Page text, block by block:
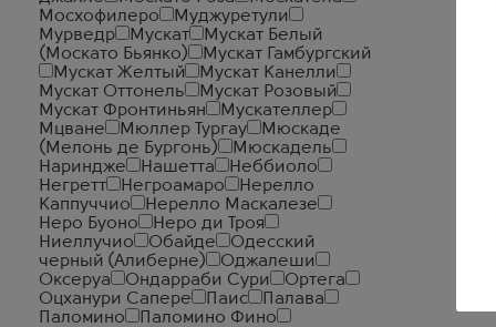
Мосхофилеро
Муджуретули
Мурведр
Мускат
Мускат Белый
(Москато Бьянко)
Мускат Гамбургский
Мускат Желтый
Мускат Канелли
Мускат Оттонель
Мускат Розовый
Мускат Фронтиньян
Мускателлер
Мцване
Мюллер Тургау
Мюскаде
(Мелонь де Бургонь)
Мюскадель
Нариндже
Нашетта
Неббиоло
Негретт
Негроамаро
Нерелло
Каппуччио
Нерелло Маскалезе
Неро Буоно
Неро ди Троя
Ниеллучио
Обайде
Одесский
черный (Алиберне)
Оджалеши
Оксеруа
Ондарраби Сури
Ортега
Оцханури Сапере
Паис
Палава
Паломино
Паломино Фино